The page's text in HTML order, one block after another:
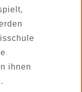
ihnen